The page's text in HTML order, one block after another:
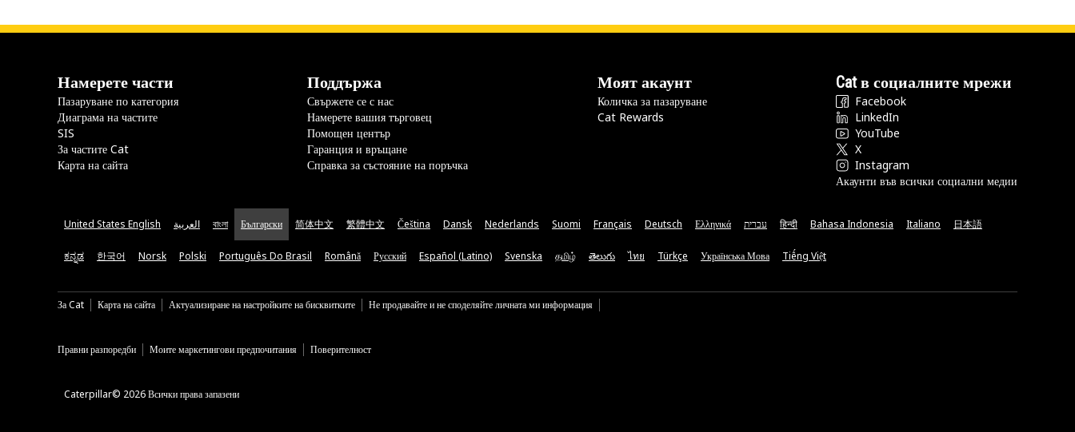
Намерете части
Пазаруване по категория
Диаграма на частите
SIS
За частите Cat
Карта на сайта
Поддържа
Свържете се с нас
Намерете вашия търговец
Помощен център
Гаранция и връщане
Справка за състояние на поръчка
Моят акаунт
Количка за пазаруване
Cat Rewards
Cat в социалните мрежи
Facebook
LinkedIn
YouTube
X
Instagram
Акаунти във всички социални медии
United States English العربية বাংলা Български 简体中文 繁體中文 Čeština Dansk Nederlands Suomi Français Deutsch Ελληνικά עברית हिन्दी Bahasa Indonesia Italiano 日本語
ಕನ್ನಡ 한국어 Norsk Polski Português Do Brasil Română Русский Español (Latino) Svenska தமிழ் తెలుగు ไทย Türkçe Українська Мова Tiếng Việt
За Cat Карта на сайта Актуализиране на настройките на бисквитките Не продавайте и не споделяйте личната ми информация
Правни разпоредби Моите маркетингови предпочитания Поверителност
Caterpillar© 2026 Всички права запазени